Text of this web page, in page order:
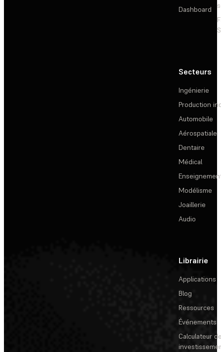
Dashboard
Secteurs
Ingénierie
Production
Automobile
Aérospatiale
Dentaire
Médical
Modélisme
Joaillerie
Audio
Librairie
Applications
Blog
Ressources
Événements
Calculateur